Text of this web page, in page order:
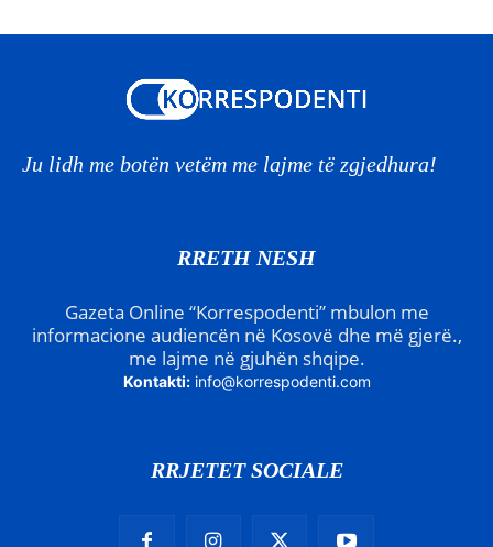
Ju lidh me botën vetëm me lajme të zgjedhura!
RRETH NESH
Gazeta Online “Korrespodenti” mbulon me
informacione audiencën në Kosovë dhe më gjerë.,
me lajme në gjuhën shqipe.
Kontakti: info@korrespodenti.com
RRJETET SOCIALE